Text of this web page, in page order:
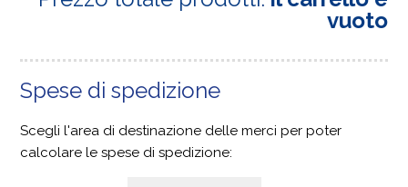
vuoto
Spese di spedizione
Scegli l'area di destinazione delle merci per poter
calcolare le spese di spedizione: